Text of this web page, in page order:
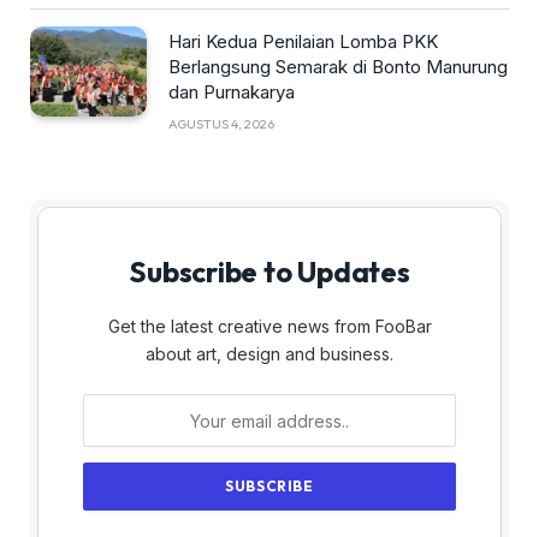
Hari Kedua Penilaian Lomba PKK
Berlangsung Semarak di Bonto Manurung
dan Purnakarya
AGUSTUS 4, 2026
Subscribe to Updates
Get the latest creative news from FooBar
about art, design and business.